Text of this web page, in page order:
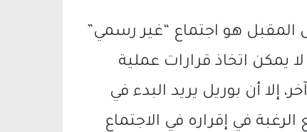
المقبل هو اجتماع “غير رسمي”
لا يمكن اتخاذ قرارات عملية
إلا أن بوريل يريد البدء في
الرغبة في إقراره في الاجتماع